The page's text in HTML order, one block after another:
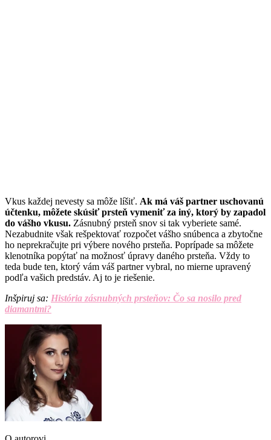
Vkus každej nevesty sa môže líšiť. Ak má váš partner uschovanú
účtenku, môžete skúsiť prsteň vymeniť za iný, ktorý by zapadol
do vášho vkusu. Zásnubný prsteň snov si tak vyberiete samé.
Nezabudnite však rešpektovať rozpočet vášho snúbenca a zbytočne
ho neprekračujte pri výbere nového prsteňa. Poprípade sa môžete
klenotníka popýtať na možnosť úpravy daného prsteňa. Vždy to
teda bude ten, ktorý vám váš partner vybral, no mierne upravený
podľa vašich predstáv. Aj to je riešenie.
Inšpiruj sa: História zásnubných prsteňov: Čo sa nosilo pred
diamantmi?